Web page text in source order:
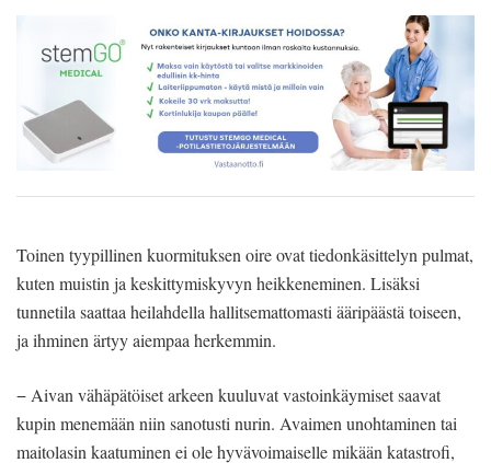
Toinen tyypillinen kuormituksen oire ovat tiedonkäsittelyn pulmat,
kuten muistin ja keskittymiskyvyn heikkeneminen. Lisäksi
tunnetila saattaa heilahdella hallitsemattomasti ääripäästä toiseen,
ja ihminen ärtyy aiempaa herkemmin.
− Aivan vähäpätöiset arkeen kuuluvat vastoinkäymiset saavat
kupin menemään niin sanotusti nurin. Avaimen unohtaminen tai
maitolasin kaatuminen ei ole hyvävoimaiselle mikään katastrofi,